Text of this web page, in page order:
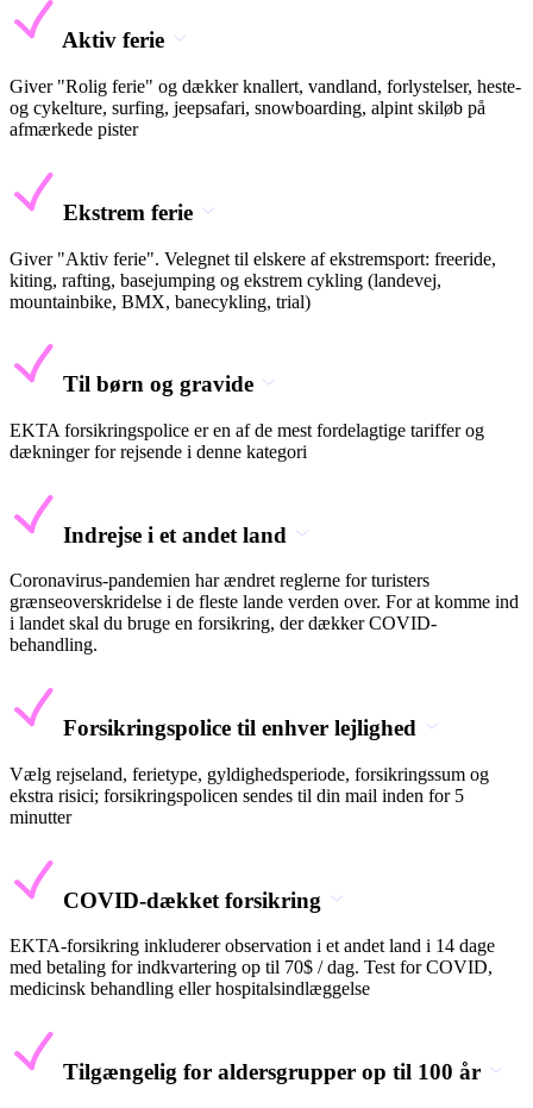
Aktiv ferie
Giver "Rolig ferie" og dækker knallert, vandland, forlystelser, heste-
og cykelture, surfing, jeepsafari, snowboarding, alpint skiløb på
afmærkede pister
Ekstrem ferie
Giver "Aktiv ferie". Velegnet til elskere af ekstremsport: freeride,
kiting, rafting, basejumping og ekstrem cykling (landevej,
mountainbike, BMX, banecykling, trial)
Til børn og gravide
EKTA forsikringspolice er en af de mest fordelagtige tariffer og
dækninger for rejsende i denne kategori
Indrejse i et andet land
Coronavirus-pandemien har ændret reglerne for turisters
grænseoverskridelse i de fleste lande verden over. For at komme ind
i landet skal du bruge en forsikring, der dækker COVID-
behandling.
Forsikringspolice til enhver lejlighed
Vælg rejseland, ferietype, gyldighedsperiode, forsikringssum og
ekstra risici; forsikringspolicen sendes til din mail inden for 5
minutter
COVID-dækket forsikring
EKTA-forsikring inkluderer observation i et andet land i 14 dage
med betaling for indkvartering op til 70$ / dag. Test for COVID,
medicinsk behandling eller hospitalsindlæggelse
Tilgængelig for aldersgrupper op til 100 år